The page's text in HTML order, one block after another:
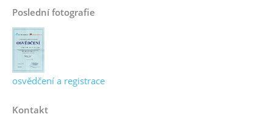
Poslední fotografie
osvědčení a registrace
Kontakt